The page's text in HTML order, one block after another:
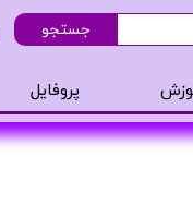
و ادکلن
پروفایل
جستجو